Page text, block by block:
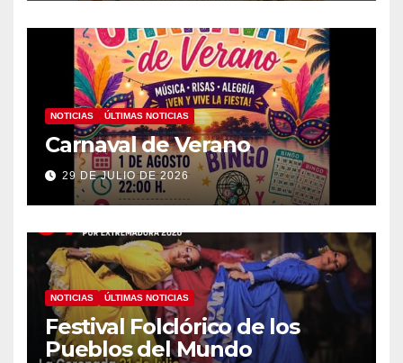
NOTICIAS ÚLTIMAS NOTICIAS
Carnaval de Verano
29 DE JULIO DE 2026
NOTICIAS ÚLTIMAS NOTICIAS
Festival Folclórico de los
Pueblos del Mundo